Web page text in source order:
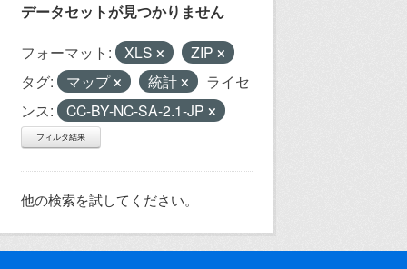
データセットが見つかりません
フォーマット: XLS
ZIP
タグ:
マップ 統計
ライセ
ンス:
CC-BY-NC-SA-2.1-JP
フィルタ結果
他の検索を試してください。